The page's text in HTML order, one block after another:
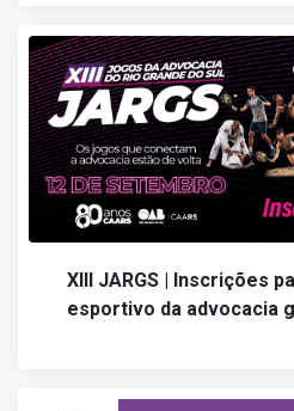
XIII JARGS | Inscrições
esportivo da advocacia